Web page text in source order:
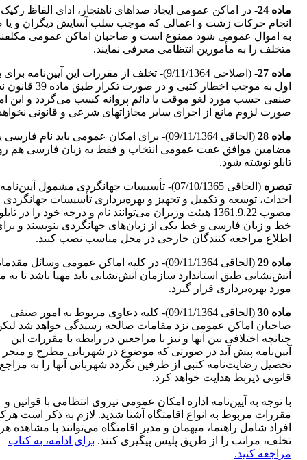
‌ماده 24-
در اماکن عمومی ایجاد صداهای ناهنجار، ادای الفاظ
انجام حرکات زشت و اعمالی که موجب سلب آسایش دیگران و
به اموال‌ عمومی شود ممنوع است و صاحبان اماکن عمومی
متخلف را به مأمورین انتظامی معرفی نمایند.
‌ماده 27-
(اصلاحی 9/11/1364)- تخلف از مقررات این آیین‌نامه برای
اول به موجب اخطار کتبی و در صورت
صنفی حسب مورد لغو موقت یا دائم‌ پروانه کسب می‌گردد و این
صورت لزوم مانع از اجرای سایر مجازاتهای شرعی و قانونی
‌ماده 28
(الحاقی 09/11/1364)- برای امکان عمومی باید نام فارسی
مضامین موافق عفت عمومی انتخاب و فقط به زبان فارسی هم
تابلو نوشته شود.
‌تبصره
(الحاقی 07/10/1365)- تأسیسات جهانگردی مشمول آیین‌نامه
احداث، توسعه و تکمیل و تجهیز و بهره‌برداری تأسیسات جهانگردی
مصوب 1361.9.22 هیئت وزیران‌ می‌توانند نام و درجه خود را در
خط و زبان فارسی و خط یکی از زبان‌های جهانگردی بنویسند و
اطلاع مراجعه‌ کنندگان خارجی در محل مناسب‌ نصب کنند.
‌ماده 29
(الحاقی 09/11/1364)- در کلیه اماکن عمومی وسائل
آتش‌نشانی طبق استاندارد سازمان آتش‌نشانی باید مهیا باشد تا به
مورد بهره‌برداری قرار گیرد.
‌ماده 30
(الحاقی 09/11/1364)- کلیه دعاوی مربوط به امور صنفی
صاحبان اماکن عمومی نزد مقامات صالحه رسیدگی خواهد شد
چنانچه اختلافی بین آنها و نیز با مراجعین در‌ رابطه با مقررات این
آیین‌نامه پیش ‌آید در صورتی که موضوع در شهربانی مطرح و منجر
تحصیل رضایت‌نامه کتبی از طرفین نگردد شهربانی آنها را به مراجع‌
قانونی ذیربط هدایت خواهد کرد.
با توجه به آیین‌نامه اداره امکان عمومی نیروی انتظامی با قوانین و
مقررات مربوط به انواع اقامتگاه آشنا شدید. لازم به ذکر است
افراد شامل راهنما، میهمان و مدیر اقامتگاه می‌توانند با مشاهده
تخلف، مراتب را از طریق پلیس پیگیری کنند. برای ادامه، به کتاب
مراجعه کنید.